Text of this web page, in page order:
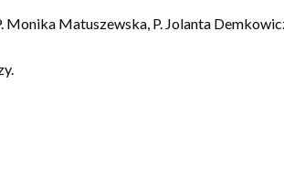
Matuszewska, P. Jolanta